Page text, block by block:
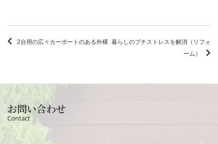
2台用の広々カーポートのある外構 暮らしのプチストレスを解消（リフォ
ーム）
お問い合わせ
Contact